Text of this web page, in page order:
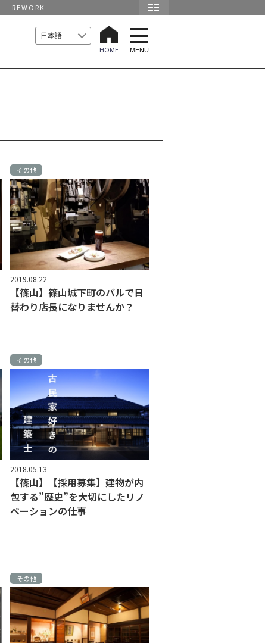
REWORK
HOME
t
o
g
l
v
t
MENU
その他
2019.08.22
【篠山】篠山城下町のバルで日
替わり店長になりませんか？
その他
2018.05.13
【篠山】【採用募集】建物が内
包する”歴史”を大切にしたリノ
ベーションの仕事
その他